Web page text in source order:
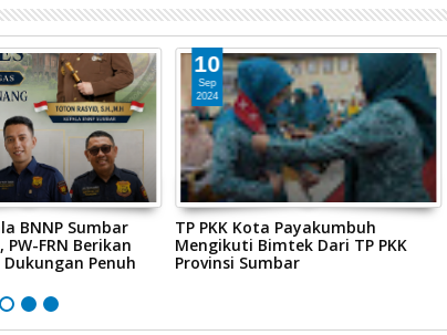
BNNP Sumbar
FRN Berikan
Penuh
10
Sep
2024
TP PKK Kota Payakumbuh
Mengikuti Bimtek Dari TP PKK
Provinsi Sumbar